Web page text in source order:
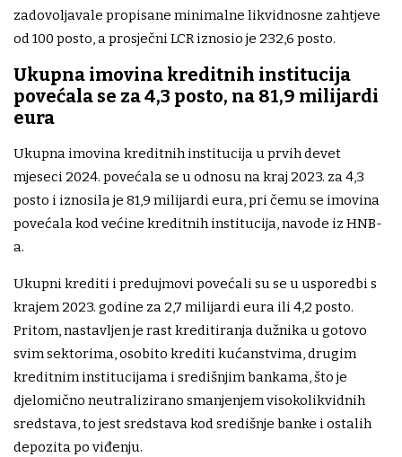
zadovoljavale propisane minimalne likvidnosne zahtjeve
od 100 posto, a prosječni LCR iznosio je 232,6 posto.
Ukupna imovina kreditnih institucija
povećala se za 4,3 posto, na 81,9 milijardi
eura
Ukupna imovina kreditnih institucija u prvih devet
mjeseci 2024. povećala se u odnosu na kraj 2023. za 4,3
posto i iznosila je 81,9 milijardi eura, pri čemu se imovina
povećala kod većine kreditnih institucija, navode iz HNB-
a.
Ukupni krediti i predujmovi povećali su se u usporedbi s
krajem 2023. godine za 2,7 milijardi eura ili 4,2 posto.
Pritom, nastavljen je rast kreditiranja dužnika u gotovo
svim sektorima, osobito krediti kućanstvima, drugim
kreditnim institucijama i središnjim bankama, što je
djelomično neutralizirano smanjenjem visokolikvidnih
sredstava, to jest sredstava kod središnje banke i ostalih
depozita po viđenju.